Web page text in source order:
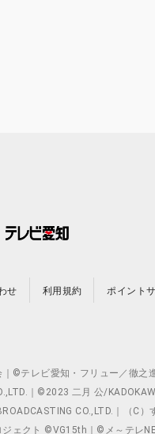
せ 利用規約 ポイント
テレビ愛知・フリュー／徹之
｜©2023 二月 公/
CO.,LTD.｜（C）
ジェクト ©VG15th｜©メ～テレ